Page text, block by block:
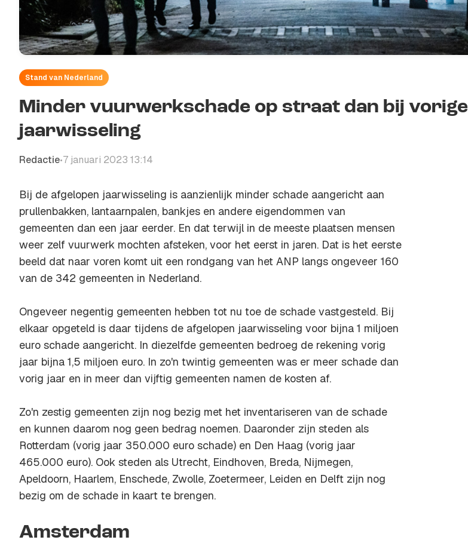
Stand van Nederland
Minder vuurwerkschade op straat dan bij vorige
jaarwisseling
Redactie•7 januari 2023 13:14
Bij de afgelopen jaarwisseling is aanzienlijk minder schade aangericht aan
prullenbakken, lantaarnpalen, bankjes en andere eigendommen van
gemeenten dan een jaar eerder. En dat terwijl in de meeste plaatsen mensen
weer zelf vuurwerk mochten afsteken, voor het eerst in jaren. Dat is het eerste
beeld dat naar voren komt uit een rondgang van het ANP langs ongeveer 160
van de 342 gemeenten in Nederland.
Ongeveer negentig gemeenten hebben tot nu toe de schade vastgesteld. Bij
elkaar opgeteld is daar tijdens de afgelopen jaarwisseling voor bijna 1 miljoen
euro schade aangericht. In diezelfde gemeenten bedroeg de rekening vorig
jaar bijna 1,5 miljoen euro. In zo'n twintig gemeenten was er meer schade dan
vorig jaar en in meer dan vijftig gemeenten namen de kosten af.
Zo'n zestig gemeenten zijn nog bezig met het inventariseren van de schade
en kunnen daarom nog geen bedrag noemen. Daaronder zijn steden als
Rotterdam (vorig jaar 350.000 euro schade) en Den Haag (vorig jaar
465.000 euro). Ook steden als Utrecht, Eindhoven, Breda, Nijmegen,
Apeldoorn, Haarlem, Enschede, Zwolle, Zoetermeer, Leiden en Delft zijn nog
bezig om de schade in kaart te brengen.
Amsterdam